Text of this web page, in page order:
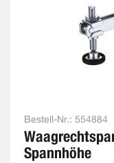
Bestell-Nr.: 554884
Spannhöhe